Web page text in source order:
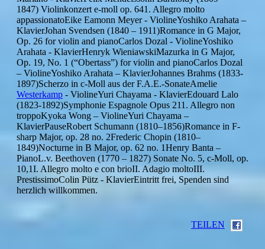
1847) Violinkonzert e-moll op. 641. Allegro molto
appassionatoEike Eamonn Meyer - ViolineYoshiko Arahata –
KlavierJohan Svendsen (1840 – 1911)Romance in G Major,
Op. 26 for violin and pianoCarlos Dozal - ViolineYoshiko
Arahata - KlavierHenryk WieniawskiMazurka in G Major,
Op. 19, No. 1 (“Obertass”) for violin and pianoCarlos Dozal
– ViolineYoshiko Arahata – KlavierJohannes Brahms (1833-
1897)Scherzo in c-Moll aus der F.A.E.-SonateAmelie
Westerkamp - ViolineYuri Chayama - KlavierEdouard Lalo
(1823-1892)Symphonie Espagnole Opus 211. Allegro non
troppoKyoka Wong – ViolineYuri Chayama –
KlavierPauseRobert Schumann (1810–1856)Romance in F-
sharp Major, op. 28 no. 2Frederic Chopin (1810–
1849)Nocturne in B Major, op. 62 no. 1Henry Banta –
PianoL.v. Beethoven (1770 – 1827) Sonate No. 5, c-Moll, op.
10,1I. Allegro molto e con brioII. Adagio moltoIII.
PrestissimoColin Pütz - KlavierEintritt frei, Spenden sind
herzlich willkommen.
TEILEN